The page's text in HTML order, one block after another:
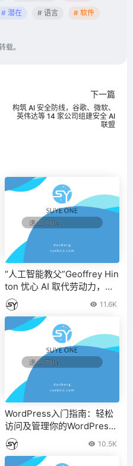
# 潜在 # 语言 # 软件
载。
下一篇
构筑 AI 安全防线，谷歌、微软、
英伟达等 14 家公司组建安全 AI
联盟
“人工智能教父”Geoffrey Hin
ton 忧心 AI 取代劳动力，建
议英国政府实施全民基本收
入制度
11.6K
WordPress入门指南：轻松
访问及管理你的WordPress
目录
10.5K